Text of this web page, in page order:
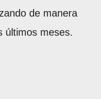
de manera
últimos meses.